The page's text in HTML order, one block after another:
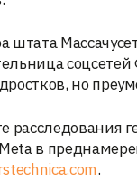
штата
но
в
.